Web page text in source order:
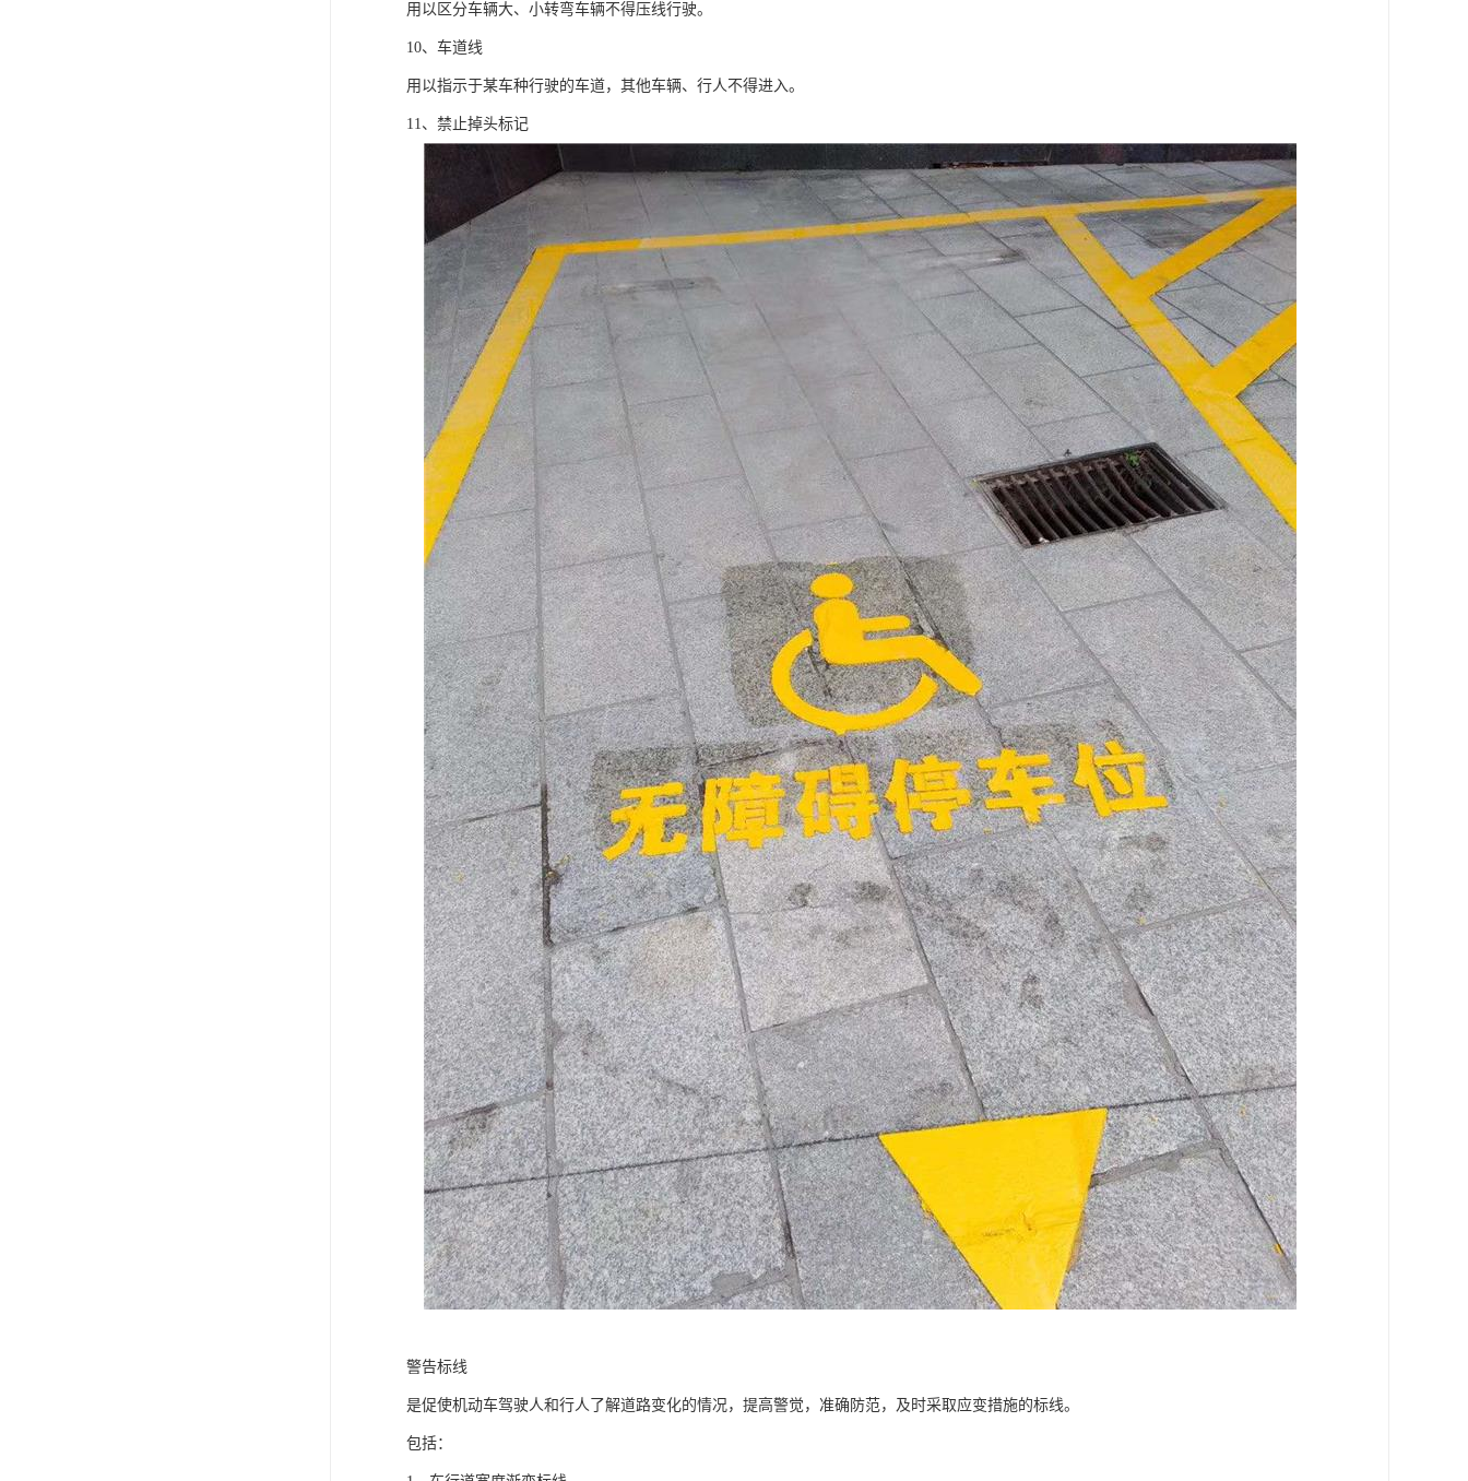
用以区分车辆大、小转弯车辆不得压线行驶。
10、车道线
用以指示于某车种行驶的车道，其他车辆、行人不得进入。
11、禁止掉头标记
警告标线
是促使机动车驾驶人和行人了解道路变化的情况，提高警觉，准确防范，及时采取应变措施的标线。
包括：